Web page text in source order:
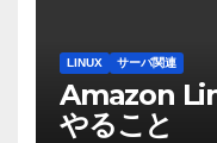
LINUX サーバ関連
Amazon
やること